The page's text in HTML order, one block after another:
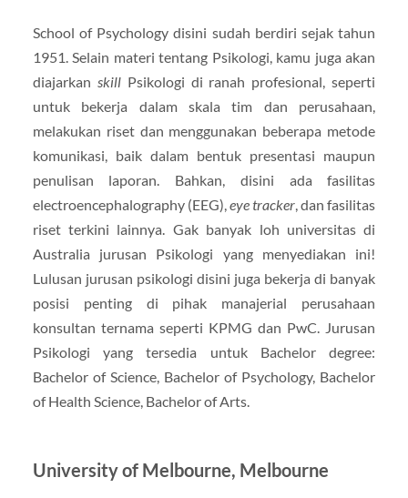
School of Psychology disini sudah berdiri sejak tahun
1951. Selain materi tentang Psikologi, kamu juga akan
diajarkan skillPsikologi di ranah profesional, seperti
untuk bekerja dalam skala tim dan perusahaan,
melakukan riset dan menggunakan beberapa metode
komunikasi, baik dalam bentuk presentasi maupun
penulisan laporan. Bahkan, disini ada fasilitas
electroencephalography (EEG),eye tracker, dan fasilitas
riset terkini lainnya. Gak banyak loh universitas di
Australia jurusan Psikologi yang menyediakan ini!
Lulusan jurusan psikologi disini juga bekerja di banyak
posisi penting di pihak manajerial perusahaan
konsultan ternama seperti KPMG dan PwC. Jurusan
Psikologi yang tersedia untuk Bachelor degree:
Bachelor of Science, Bachelor of Psychology, Bachelor
of Health Science, Bachelor of Arts.
University of Melbourne, Melbourne